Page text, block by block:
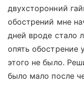
двухсторонний
обострений мне
дней вроде стало
опять обострение
этого не было.
было мало после